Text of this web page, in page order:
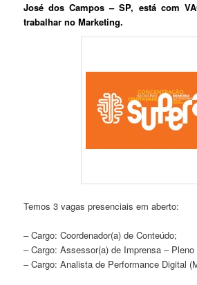
José dos Campos – SP, está com
trabalhar no Marketing.
Temos 3 vagas presenciais em aberto:
– Cargo: Coordenador(a) de Conteúdo;
– Cargo: Assessor(a) de Imprensa – Pleno
– Cargo: Analista de Performance Digital